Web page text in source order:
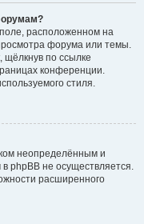
расположенном на
форума или темы.
по ссылке
конференции.
стиля.
неопределённым и
phpBB не осуществляется.
расширенного